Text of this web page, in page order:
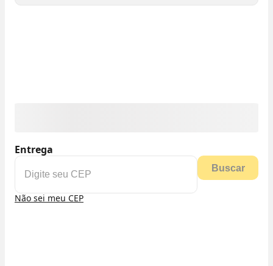
Entrega
Buscar
Não sei meu CEP